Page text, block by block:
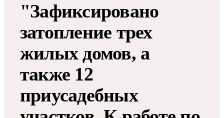
"Зафиксировано
затопление трех
жилых домов, а
также 12
приусадебных